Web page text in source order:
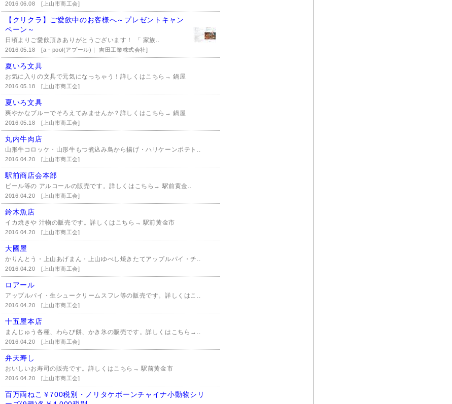
2016.06.08[上山市商工会]
【クリクラ】ご愛飲中のお客様へ～プレゼントキャン
ペーン～
日頃よりご愛飲頂きありがとうございます！ 「 家族..
2016.05.18[a・pool(アプール)｜ 吉田工業株式会社]
夏いろ文具
お気に入りの文具で元気になっちゃう！詳しくはこちら→ 鍋屋
2016.05.18[上山市商工会]
夏いろ文具
爽やかなブルーでそろえてみませんか？詳しくはこちら→ 鍋屋
2016.05.18[上山市商工会]
丸内牛肉店
山形牛コロッケ・山形牛もつ煮込み鳥から揚げ・ハリケーンポテト..
2016.04.20[上山市商工会]
駅前商店会本部
ビール等の アルコールの販売です。詳しくはこちら→ 駅前黄金..
2016.04.20[上山市商工会]
鈴木魚店
イカ焼きや 汁物の販売です。詳しくはこちら→ 駅前黄金市
2016.04.20[上山市商工会]
大國屋
かりんとう・上山あげまん・上山ゆべし焼きたてアップルパイ・チ..
2016.04.20[上山市商工会]
ロアール
アップルパイ・生シュークリームスフレ等の販売です。詳しくはこ..
2016.04.20[上山市商工会]
十五屋本店
まんじゅう各種、わらび餅、かき氷の販売です。詳しくはこちら→..
2016.04.20[上山市商工会]
弁天寿し
おいしいお寿司の販売です。詳しくはこちら→ 駅前黄金市
2016.04.20[上山市商工会]
百万両ねこ￥700税別・ノリタケボーンチャイナ小動物シリ